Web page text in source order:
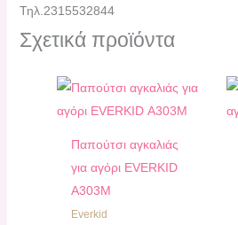
Τηλ.2315532844
Σχετικά προϊόντα
Παπούτσι αγκαλιάς
για αγόρι EVERKID
Α303M
Everkid